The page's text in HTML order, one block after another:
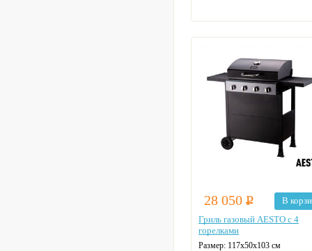
28 050 Р
В
Гриль газовый AESTO с 4
горелками
Размер: 117х50х103 см